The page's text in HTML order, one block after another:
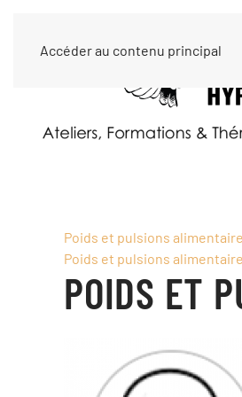
Accéder au contenu principal
Poids et pulsions
Poids et pulsions
POIDS ET